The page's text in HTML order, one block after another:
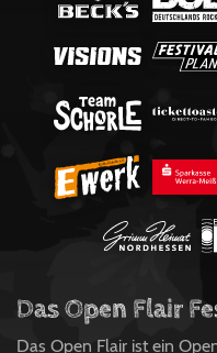
Das Open Flair
Das Open Flair ist ein